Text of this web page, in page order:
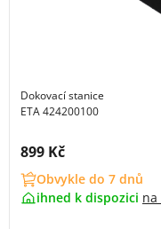
Dokovací stanice
ETA 424200100
Cena s DPH:
899 Kč
Obvykle do 7 dnů
ihned k dispozici na